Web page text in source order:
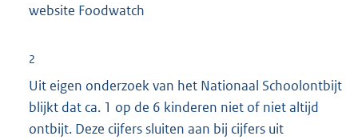
website Foodwatch
2
Uit eigen onderzoek van het Nationaal Schoolontbijt
blijkt dat ca. 1 op de 6 kinderen niet of niet altijd
ontbijt. Deze cijfers sluiten aan bij cijfers uit